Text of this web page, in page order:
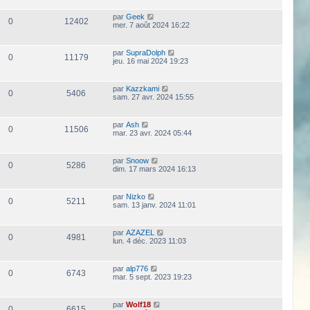
0 12402 par Geek
mer. 7 août 2024 16:22
0 11179 par SupraDolph
jeu. 16 mai 2024 19:23
0 5406 par Kazzkami
sam. 27 avr. 2024 15:55
0 11506 par Ash
mar. 23 avr. 2024 05:44
0 5286 par Snoow
dim. 17 mars 2024 16:13
0 5211 par Nizko
sam. 13 janv. 2024 11:01
0 4981 par AZAZEL
lun. 4 déc. 2023 11:03
0 6743 par alp776
mar. 5 sept. 2023 19:23
par Wolf18